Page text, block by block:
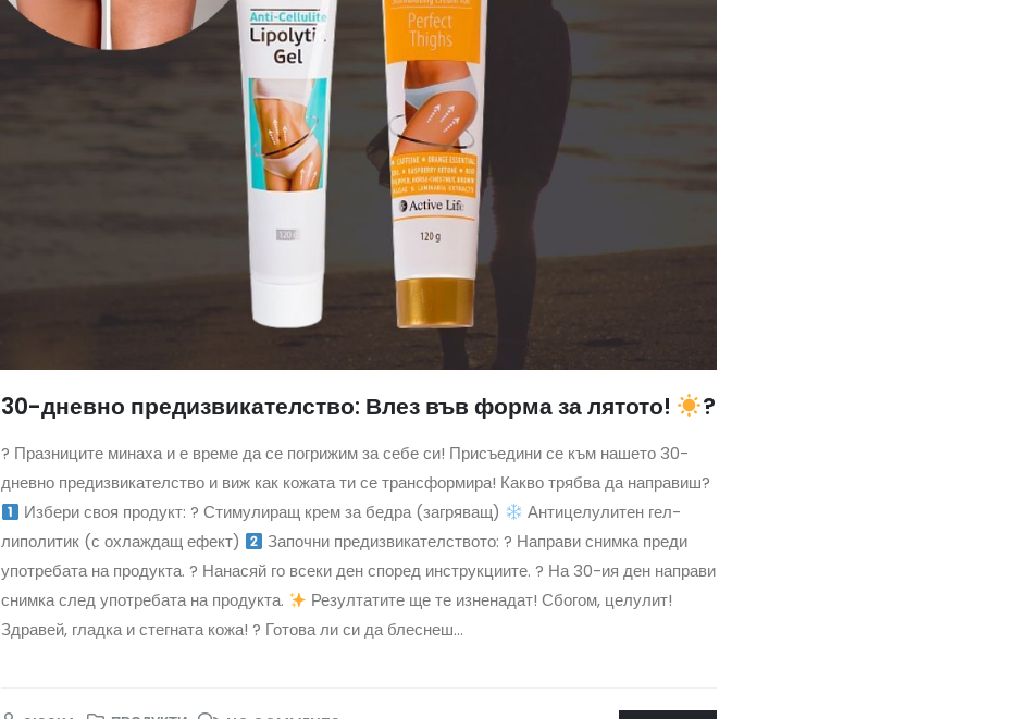
30-дневно предизвикателство: Влез във форма за лятото! ?
? Празниците минаха и е време да се погрижим за себе си! Присъедини се към нашето 30-
дневно предизвикателство и виж как кожата ти се трансформира! Какво трябва да направиш?
Избери своя продукт: ? Стимулиращ крем за бедра (загряващ)
Антицелулитен гел-
липолитик (с охлаждащ ефект)
Започни предизвикателството: ? Направи снимка преди
употребата на продукта. ? Нанасяй го всеки ден според инструкциите. ? На 30-ия ден направи
снимка след употребата на продукта.
Резултатите ще те изненадат! Сбогом, целулит!
Здравей, гладка и стегната кожа! ? Готова ли си да блеснеш...